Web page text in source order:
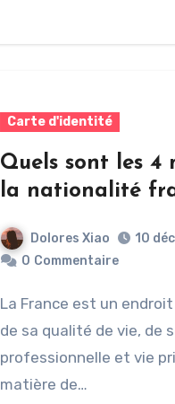
Carte d'identité
Quels sont les 4
la nationalité
Dolores Xiao
10
0 Commentaire
La France est un endroit idéal pour vivre en raison
de sa qualité de vie, de
professionnelle et vie
matière de…